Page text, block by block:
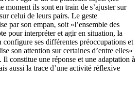
moment ils sont en train de s’ajuster sur
celui de leurs pairs. Le geste
par son empan, soit «l’ensemble des
pour interpréter et agir en situation, la
ses différentes préoccupations et
son attention sur certaines d’entre elles»
constitue une réponse et une adaptation à
aussi la trace d’une activité réflexive